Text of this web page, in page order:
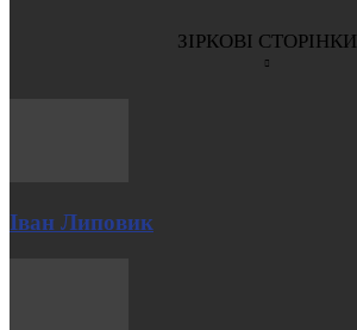
ЗІРКОВІ СТОРІНКИ
Іван Липовик